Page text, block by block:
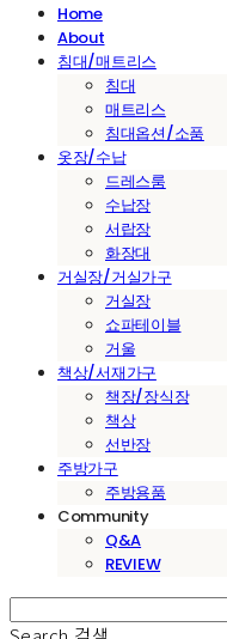
Home
About
침대/매트리스
침대
매트리스
침대옵션/소품
옷장/수납
드레스룸
수납장
서랍장
화장대
거실장/거실가구
거실장
쇼파테이블
거울
책상/서재가구
책장/장식장
책상
선반장
주방가구
주방용품
Community
Q&A
REVIEW